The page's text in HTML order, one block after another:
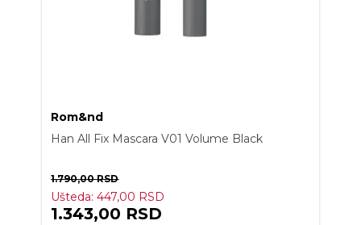
Rom&nd
Han All Fix Mascara V01 Volume Black
1.790,00RSD
Ušteda:447,00 RSD
1.343,00 RSD